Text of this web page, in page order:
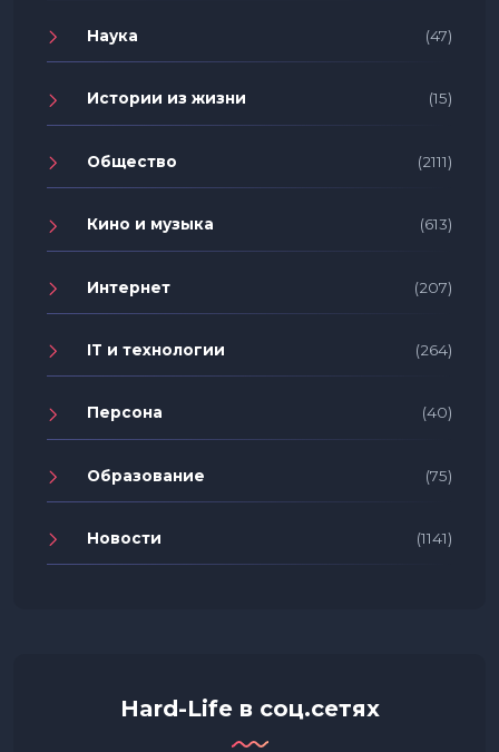
Наука (47)
Истории из жизни (15)
Общество (2111)
Кино и музыка (613)
Интернет (207)
IT и технологии (264)
Персона (40)
Образование (75)
Новости (1141)
Hard-Life в соц.сетях